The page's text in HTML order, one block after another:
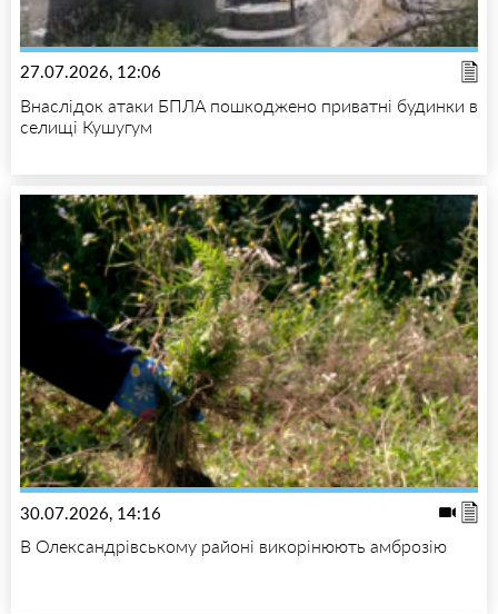
27.07.2026, 12:06
Внаслідок атаки БПЛА пошкоджено приватні будинки в
селищі Кушугум
30.07.2026, 14:16
В Олександрівському районі викорінюють амброзію